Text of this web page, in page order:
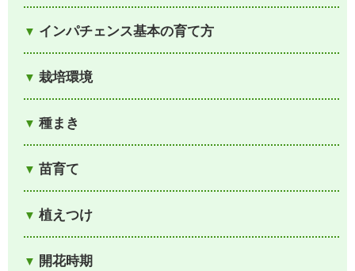
インパチェンス基本の育て方
栽培環境
種まき
苗育て
植えつけ
開花時期